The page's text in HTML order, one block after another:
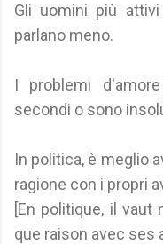
Gli uomini più
parlano meno.
I problemi
secondi o sono
In politica, è meglio
ragione con i propri
[En politique, il
que raison avec ses